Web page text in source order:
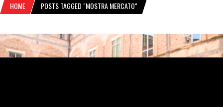
HOME POSTS TAGGED "MOSTRA MERCATO"